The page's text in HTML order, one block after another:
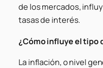
de los mercados,
tasas de interés.
¿Cómo influye el tipo
La inflación, o nivel